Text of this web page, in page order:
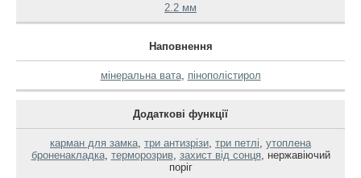
2.2 мм
Наповнення
мінеральна вата, пінополістирол
Додаткові функції
карман для замка три антизрізи три петлі утоплена
броненакладка, терморозрив, захист від сонця
нержавіючий
поріг